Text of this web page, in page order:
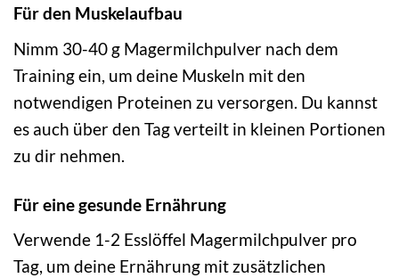
Für den Muskelaufbau
Nimm 30-40 g Magermilchpulver nach dem
Training ein, um deine Muskeln mit den
notwendigen Proteinen zu versorgen. Du kannst
es auch über den Tag verteilt in kleinen Portionen
zu dir nehmen.
Für eine gesunde Ernährung
Verwende 1-2 Esslöffel Magermilchpulver pro
Tag, um deine Ernährung mit zusätzlichen